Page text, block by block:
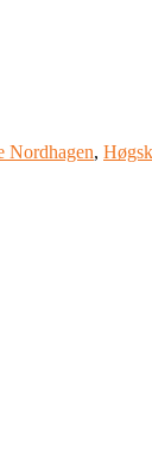
Nordhagen,